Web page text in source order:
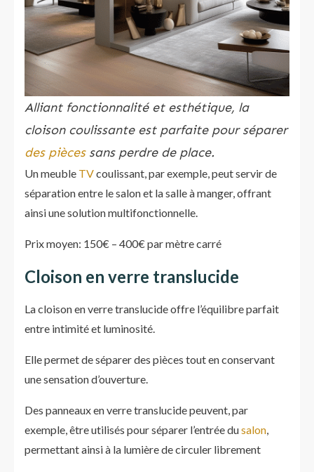
Alliant fonctionnalité et esthétique, la
cloison coulissante est parfaite pour séparer
des piècessans perdre de place.
Un meuble TVcoulissant, par exemple, peut servir de
séparation entre le salon et la salle à manger, offrant
ainsi une solution multifonctionnelle.
Prix moyen: 150€ – 400€ par mètre carré
Cloison en verre translucide
La cloison en verre translucide offre l’équilibre parfait
entre intimité et luminosité.
Elle permet de séparer des pièces tout en conservant
une sensation d’ouverture.
Des panneaux en verre translucide peuvent, par
exemple, être utilisés pour séparer l’entrée dusalon,
permettant ainsi à la lumière de circuler librement